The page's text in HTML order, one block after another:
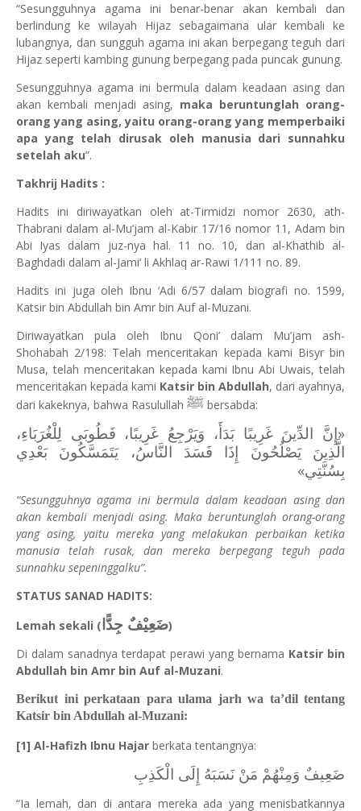
“Sesungguhnya agama ini benar-benar akan kembali dan
berlindung ke wilayah Hijaz sebagaimana ular kembali ke
lubangnya, dan sungguh agama ini akan berpegang teguh dari
Hijaz seperti kambing gunung berpegang pada puncak gunung.
Sesungguhnya agama ini bermula dalam keadaan asing dan
akan kembali menjadi asing, maka beruntunglah orang-
orang yang asing, yaitu orang-orang yang memperbaiki
apa yang telah dirusak oleh manusia dari sunnahku
setelah aku”.
Takhrij Hadits :
Hadits ini diriwayatkan oleh at-Tirmidzi nomor 2630, ath-
Thabrani dalam al-Mu‘jam al-Kabir 17/16 nomor 11, Adam bin
Abi Iyas dalam juz-nya hal. 11 no. 10, dan al-Khathib al-
Baghdadi dalam al-Jami‘ li Akhlaq ar-Rawi 1/111 no. 89.
Hadits ini juga oleh Ibnu ‘Adi 6/57 dalam biografi no. 1599,
Katsir bin Abdullah bin Amr bin Auf al-Muzani.
Diriwayatkan pula oleh Ibnu Qoni’ dalam Mu’jam ash-
Shohabah 2/198: Telah menceritakan kepada kami Bisyr bin
Musa, telah menceritakan kepada kami Ibnu Abi Uwais, telah
menceritakan kepada kami Katsir bin Abdullah, dari ayahnya,
dari kakeknya, bahwa Rasulullah ﷺ bersabda:
«إِنَّ الدِّينَ غَرِيبًا بَدَأَ، وَيَرْجِعُ غَرِيبًا، فَطُوبَى لِلْغُرَبَاءِ،
‌الَّذِينَ ‌يَصْلُحُونَ ‌إِذَا ‌فَسَدَ ‌النَّاسُ، يَتَمَسَّكُونَ بَعْدِي
بِسُنَّتِي»
“Sesungguhnya agama ini bermula dalam keadaan asing dan
akan kembali menjadi asing. Maka beruntunglah orang-orang
yang asing, yaitu mereka yang melakukan perbaikan ketika
manusia telah rusak, dan mereka berpegang teguh pada
sunnahku sepeninggalku”.
STATUS SANAD HADITS:
Lemah sekali (ضَعِيْفٌ جِدًّا)
Di dalam sanadnya terdapat perawi yang bernama Katsir bin
Abdullah bin Amr bin Auf al-Muzani.
Berikut ini perkataan para ulama jarh wa ta’dil tentang
Katsir bin Abdullah al-Muzani:
[1] Al-Hafizh Ibnu Hajar berkata tentangnya:
ضَعِيفٌ وَمِنْهُمْ مَنْ نَسَبَهُ إِلَى الْكَذِبِ
“Ia lemah, dan di antara mereka ada yang menisbatkannya